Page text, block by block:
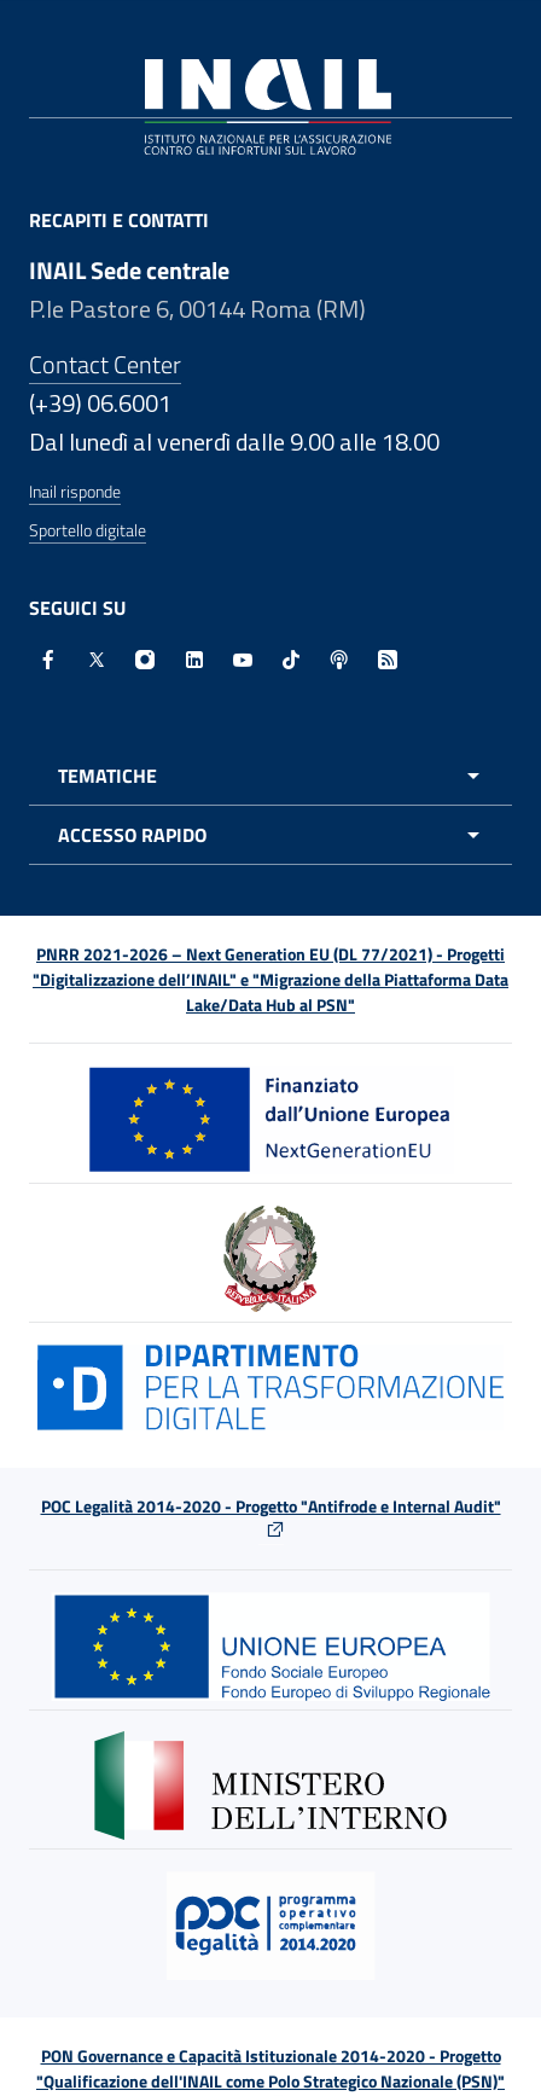
RECAPITI E CONTATTI
INAIL Sede centrale
P.le Pastore 6, 00144 Roma (RM)
Contact Center
(+39) 06.6001
Dal lunedì al venerdì dalle 9.00 alle 18.00
Inail risponde
Sportello digitale
SEGUICI SU
Facebook - Sito esterno - Apertura in nuova finestra
X - Sito esterno - Apertura in nuova finestra
Instagram - Sito esterno - Apertura in
Linkedin - Sito esterno - Apertura in
Youtube - Sito esterno -
TikTok - Sito esterno -
Spreaker - Sito
Feed RSS -
TEMATICHE
ACCESSO RAPIDO
PNRR 2021-2026 – Next Generation EU (DL 77/2021) - Progetti
"Digitalizzazione dell’INAIL" e "Migrazione della Piattaforma Data
Lake/Data Hub al PSN"
POC Legalità 2014-2020 - Progetto "Antifrode e Internal Audit"
PON Governance e Capacità Istituzionale 2014-2020 - Progetto
"Qualificazione dell'INAIL come Polo Strategico Nazionale (PSN)"